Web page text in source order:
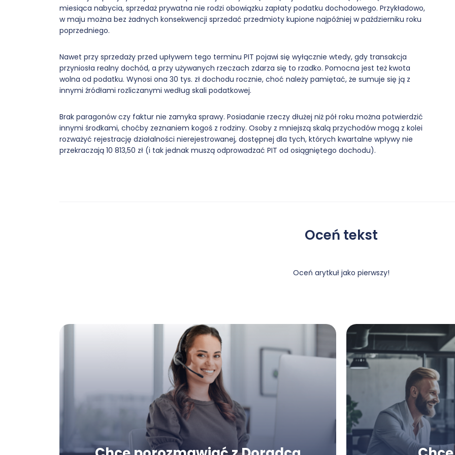
miesiąca nabycia, sprzedaż prywatna nie rodzi obowiązku zapłaty podatku dochodowego. Przykładowo,
w maju można bez żadnych konsekwencji sprzedać przedmioty kupione najpóźniej w październiku roku
poprzedniego.
Nawet przy sprzedaży przed upływem tego terminu PIT pojawi się wyłącznie wtedy, gdy transakcja
przyniosła realny dochód, a przy używanych rzeczach zdarza się to rzadko. Pomocna jest też kwota
wolna od podatku. Wynosi ona 30 tys. zł dochodu rocznie, choć należy pamiętać, że sumuje się ją z
innymi źródłami rozliczanymi według skali podatkowej.
Brak paragonów czy faktur nie zamyka sprawy. Posiadanie rzeczy dłużej niż pół roku można potwierdzić
innymi środkami, choćby zeznaniem kogoś z rodziny. Osoby z mniejszą skalą przychodów mogą z kolei
rozważyć rejestrację działalności nierejestrowanej, dostępnej dla tych, których kwartalne wpływy nie
przekraczają 10 813,50 zł (i tak jednak muszą odprowadzać PIT od osiągniętego dochodu).
Oceń tekst
Oceń arytkuł jako pierwszy!